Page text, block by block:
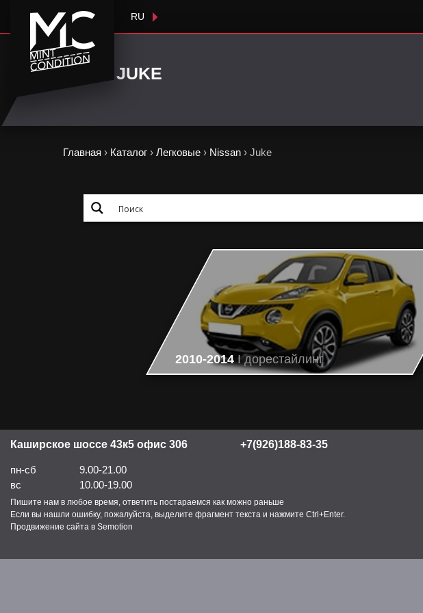
RU
JUKE
Главная › Каталог › Легковые › Nissan › Juke
2010-2014I дорестайлинг
Каширское шоссе 43к5 офис 306
пн-сб
9.00-21.00
вс
10.00-19.00
Пишите нам в любое время, ответить постараемся как можно раньше
Если вы нашли ошибку, пожалуйста, выделите фрагмент текста и нажмите Ctrl+Enter.
Продвижение сайта в Semotion
+7(926)188-83-35